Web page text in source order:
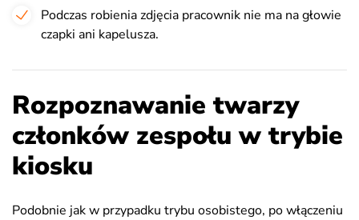
Podczas robienia zdjęcia pracownik nie ma na głowie
czapki ani kapelusza.
Rozpoznawanie twarzy
członków zespołu w trybie
kiosku
Podobnie jak w przypadku trybu osobistego, po włączeniu